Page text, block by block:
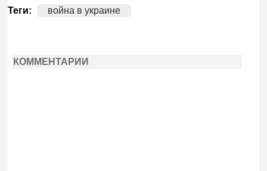
Теги: война в украине
КОММЕНТАРИИ